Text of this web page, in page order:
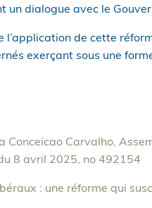
un dialogue avec le
l’application de cette
exerçant sous une
Conceicao Carvalho,
8 avril 2025, no 492154
: une réforme qui